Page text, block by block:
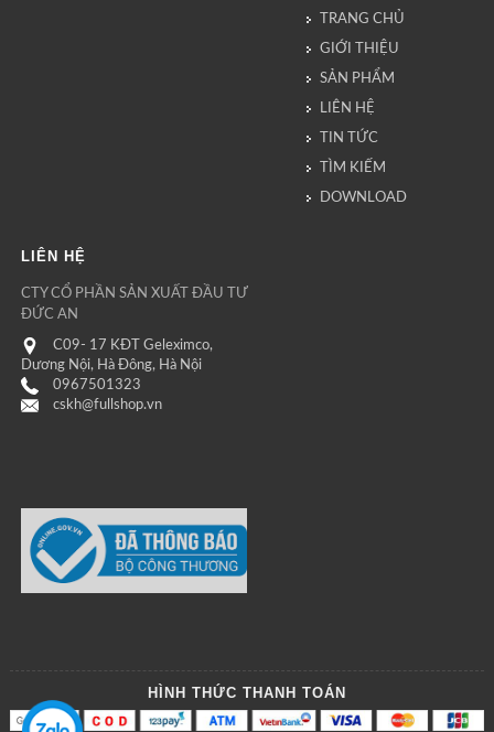
TRANG CHỦ
GIỚI THIỆU
SẢN PHẨM
LIÊN HỆ
TIN TỨC
TÌM KIẾM
DOWNLOAD
LIÊN HỆ
CTY CỔ PHẦN SẢN XUẤT ĐẦU TƯ
ĐỨC AN
C09- 17 KĐT Geleximco,
Dương Nội, Hà Đông, Hà Nội
0967501323
cskh@fullshop.vn
HÌNH THỨC THANH TOÁN